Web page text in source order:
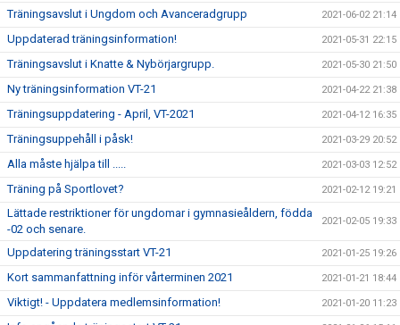
Träningsavslut i Ungdom och Avanceradgrupp 2021-06-02 21:14
Uppdaterad träningsinformation! 2021-05-31 22:15
Träningsavslut i Knatte & Nybörjargrupp. 2021-05-30 21:50
Ny träningsinformation VT-21 2021-04-22 21:38
Träningsuppdatering - April, VT-2021 2021-04-12 16:35
Träningsuppehåll i påsk! 2021-03-29 20:52
Alla måste hjälpa till ..... 2021-03-03 12:52
Träning på Sportlovet? 2021-02-12 19:21
Lättade restriktioner för ungdomar i gymnasieåldern, födda
-02 och senare.
2021-02-05 19:33
Uppdatering träningsstart VT-21 2021-01-25 19:26
Kort sammanfattning inför vårterminen 2021 2021-01-21 18:44
Viktigt! - Uppdatera medlemsinformation! 2021-01-20 11:23